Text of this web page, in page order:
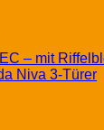
– mit
Niva 3-Türer